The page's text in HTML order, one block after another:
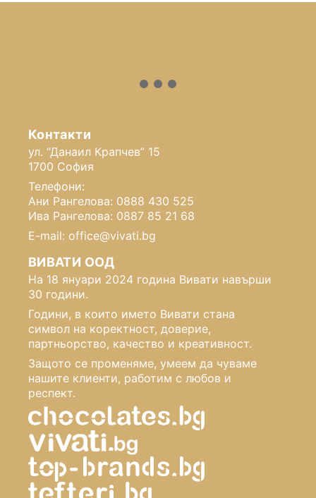
Контакти
ул. “Данаил Крапчев” 15
1700 София
Телефони:
Ани Рангелова: 0888 430 525
Ива Рангелова: 0887 85 21 68
E-mail: office@vivati.bg
ВИВАТИ ООД
На 18 януари 2024 година Вивати навърши
30 години.
Години, в които името Вивати стана
символ на коректност, доверие,
партньорство, качество и креативност.
Защото се променяме, умеем да чуваме
нашите клиенти, работим с любов и
респект.